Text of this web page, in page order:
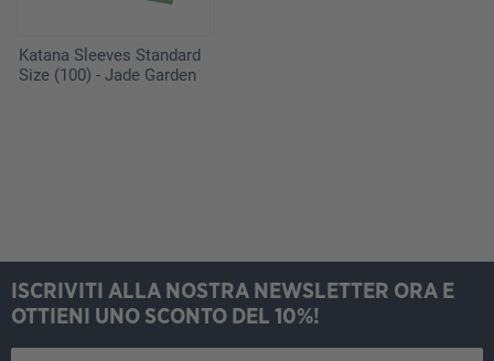
Katana Sleeves Standard
Size (100) - Jade Garden
ISCRIVITI ALLA NOSTRA NEWSLETTER ORA E
OTTIENI UNO SCONTO DEL 10%!